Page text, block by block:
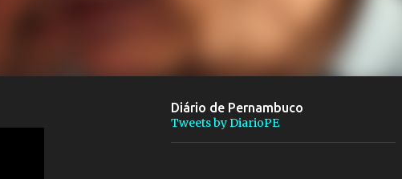
Diário de Pernambuco
Tweets by DiarioPE